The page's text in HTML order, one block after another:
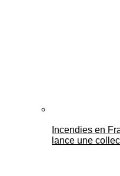
Incendies en
lance une